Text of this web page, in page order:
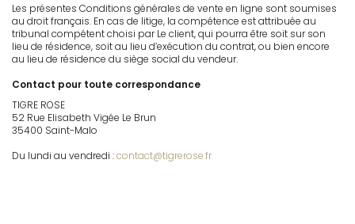
Les présentes Conditions générales de vente en ligne sont soumises
au droit français. En cas de litige, la compétence est attribuée au
tribunal compétent choisi par Le client, qui pourra être soit sur son
lieu de résidence, soit au lieu d’exécution du contrat, ou bien encore
au lieu de résidence du siège social du vendeur.
Contact pour toute correspondance
TIGRE ROSE
52 Rue Elisabeth Vigée Le Brun
35400 Saint-Malo
Du lundi au vendredi :contact@tigrerose.fr